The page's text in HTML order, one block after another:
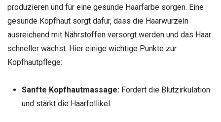
produzieren und für eine gesunde Haarfarbe sorgen. Eine
gesunde Kopfhaut sorgt dafür, dass die Haarwurzeln
ausreichend mit Nährstoffen versorgt werden und das Haar
schneller wächst. Hier einige wichtige Punkte zur
Kopfhautpflege:
Sanfte Kopfhautmassage:Fördert die Blutzirkulation
und stärkt die Haarfollikel.